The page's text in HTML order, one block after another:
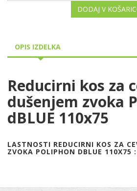
DODAJ V
OPIS IZDELKA
Reducirni kos za
dušenjem zvoka
dBLUE 110x75
LASTNOSTI REDUCIRNI KOS ZA
ZVOKA POLIPHON DBLUE 110X75 :